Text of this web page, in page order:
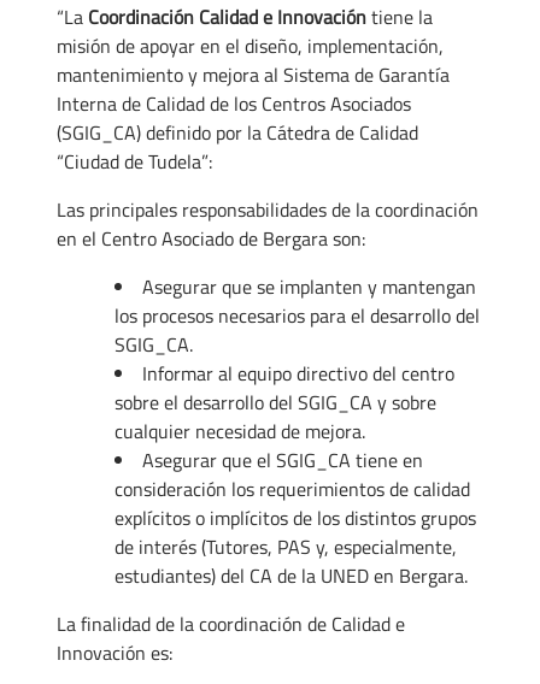
“La Coordinación Calidad e Innovacióntiene la
misión de apoyar en el diseño, implementación,
mantenimiento y mejora al Sistema de Garantía
Interna de Calidad de los Centros Asociados
(SGIG_CA) definido por la Cátedra de Calidad
“Ciudad de Tudela”:
Las principales responsabilidades de la coordinación
en el Centro Asociado de Bergara son:
Asegurar que se implanten y mantengan
los procesos necesarios para el desarrollo del
SGIG_CA.
Informar al equipo directivo del centro
sobre el desarrollo del SGIG_CA y sobre
cualquier necesidad de mejora.
Asegurar que el SGIG_CA tiene en
consideración los requerimientos de calidad
explícitos o implícitos de los distintos grupos
de interés (Tutores, PAS y, especialmente,
estudiantes) del CA de la UNED en Bergara.
La finalidad de la coordinación de Calidad e
Innovación es: